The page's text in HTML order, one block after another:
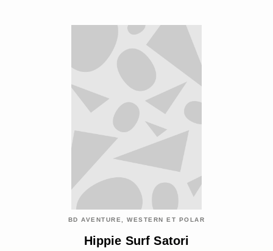
BD AVENTURE, WESTERN ET POLAR
Hippie Surf Satori